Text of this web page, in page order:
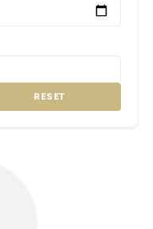
RESET